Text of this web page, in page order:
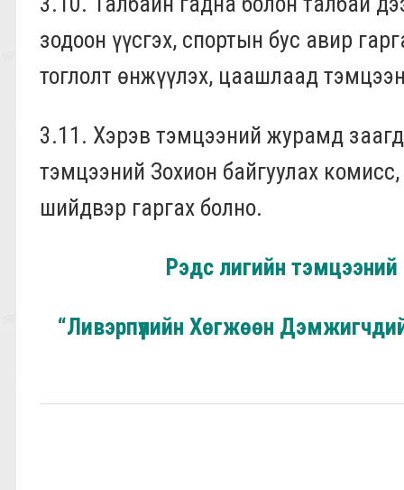
зодоон үүсгэх, спортын бус авир
тоглолт өнжүүлэх, цаашлаад
3.11 . Хэрэв тэмцээний журамд
тэмцээний Зохион байгуулах
шийдвэр гаргах болно.
Рэдс лигийн
“Ливэрпүүлийн Хөгжөөн